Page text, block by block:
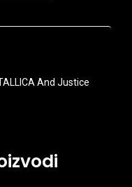
And Justice